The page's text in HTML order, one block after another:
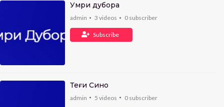
Умри дубора
admin 3 videos 0subscriber
Subscribe
Теғи Сино
admin 5 videos 0subscriber